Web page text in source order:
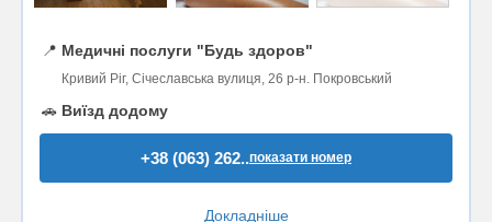
📍 Медичні послуги "Будь здоров"
Кривий Ріг, Січеславська вулиця, 26 р-н. Покровський
🚗 Виїзд додому
+38 (063) 262..показати номер
Докладніше